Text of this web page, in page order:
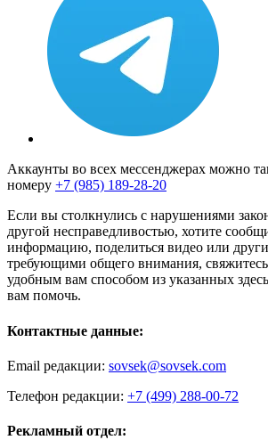
Аккаунты во всех мессенджерах можно
номеру +7 (985) 189-28-20
Если вы столкнулись с нарушениями
другой несправедливостью, хотите
информацию, поделиться видео или
требующими общего внимания,
удобным вам способом из указанных
вам помочь.
Контактные данные:
Email редакции: sovsek@sovsek.com
Телефон редакции: +7 (499) 288-00-72
Рекламный отдел: